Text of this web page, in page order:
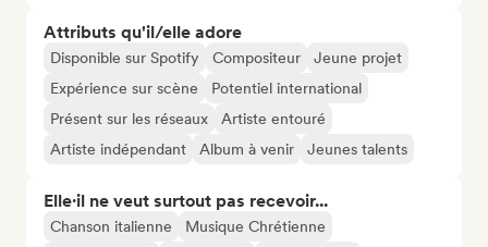
Attributs qu'il/elle adore
Disponible sur Spotify Compositeur
Jeune projet
Expérience sur scène
Potentiel international
Présent sur les réseaux
Artiste entouré
Artiste indépendant
Album à venir Jeunes talents
Elle·il ne veut surtout pas recevoir...
Chanson italienne
Musique Chrétienne